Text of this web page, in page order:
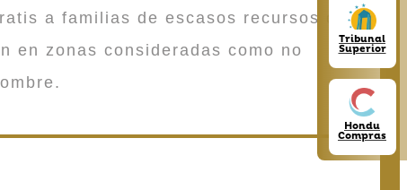
Tribunal
Superior
Hondu
Compras
a familias de escasos recursos que
en zonas consideradas como no